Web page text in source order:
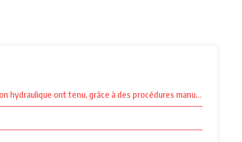
hydraulique ont tenu, grâce à des procédures manuelles.